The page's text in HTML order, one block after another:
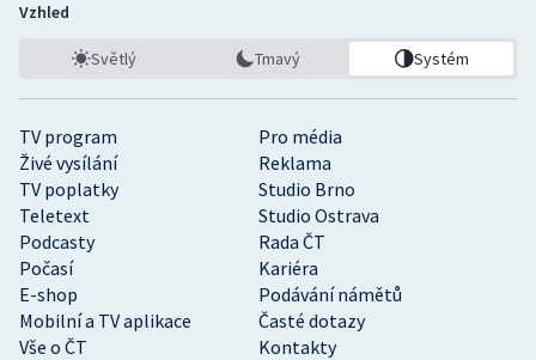
TV program
Pro média
Živé vysílání
Reklama
TV poplatky
Studio Brno
Teletext
Studio Ostrava
Podcasty
Rada ČT
Počasí
Kariéra
E-shop
Podávání námětů
Mobilní a TV aplikace
Časté dotazy
Vše o ČT
Kontakty
Vzhled
Světlý Tmavý Systém